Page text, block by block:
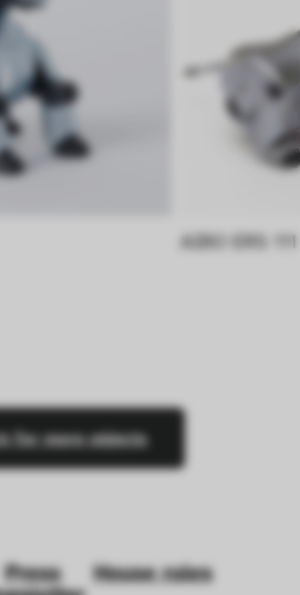
AIBO ERS 111
for more objects
Press
House rules